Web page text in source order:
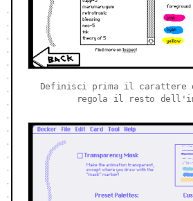
Definisci prima il
regola il resto